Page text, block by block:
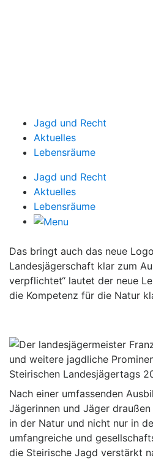
Jagd und Recht
Aktuelles
Lebensräume
Jagd und Recht
Aktuelles
Lebensräume
Das bringt auch das neue
Landesjägerschaft klar zum
verpflichtet“ lautet der neue
die Kompetenz für die Natur
Nach einer umfassenden
Jägerinnen und Jäger
in der Natur und nicht nur in
umfangreiche und
die Steirische Jagd verstärkt